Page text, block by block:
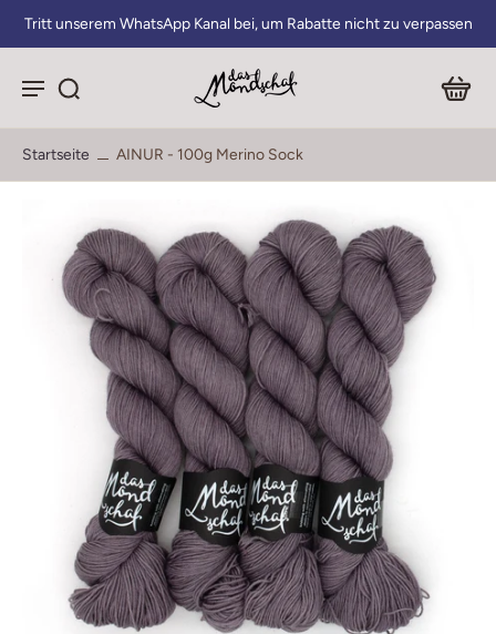
Tritt unserem WhatsApp Kanal bei, um Rabatte nicht zu verpassen
Startseite AINUR - 100g Merino Sock